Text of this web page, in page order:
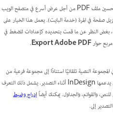
حدد هذا لتقليل حجم الملف وتحسين ملف PDF من أجل عرض أسرع في متصفح الويب
صفحة في المرة (خدمة البايت). يعمل هذا الخيار على
بغض النظر عن ما قمت بتحديده كإعدادات للضغط في
حوارExport Adobe PDF
.
النصية تلقائيًا استنادًا إلى مجموعة فرعية من
علامات تمييز Acrobat التي يدعمها InDesign أثناء التصدير. يشمل ذلك التعرف
والقوائم، والجداول. يمكنك أيضاًإدراج وضبط
إلى.